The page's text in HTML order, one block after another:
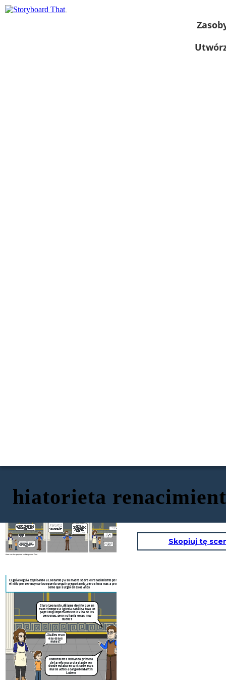
hiatorieta
Cree sus los propios en Storyboard That
Martín Lutero decía que la
salvación se alcanza solo
por la fe en Dios y la gracia
divina, no por obras ni pagos
como las indulgencias.
Hasta luego
Leonardo
Claro Leonardo ,déjame decirte que en
esos tiempos la iglesia católica tuvo un
papel muy importante en la vida de las
personas, pero no hacia cosas muy
buenas
¿Cuáles eran
esa cosas
malas?
Comenzamos hablando primero
de la reforma protestante ,en
donde estaba en contra de esos
malos actos a cargo de Martin
Lutero
Pero por otro lado
encontramos la
contrarreforma en donde los
papas querían frenar el
movimiento reformista y por
eso se empezaron a
reivindicar sus actos y a
practicar la fe e
implementando seminarios y
siendo devotos Hasta luego y
muchas gracias
por aclarar mis
dudas
Ahora ya se cual
es el origen de mi
nombre
El guía seguía explicando a Leonardo y a su madre sobre el renacimiento pero ahora ,
el niño por ser muy curioso quería seguir preguntando ,pero ahora mas a profundidad
como que surgió en esos años
Claro Leonardo ,déjame decirte que en
esos tiempos la iglesia católica tuvo un
papel muy importante en la vida de las
personas, pero no hacia cosas muy
buenas
¿Cuáles eran
esa cosas
malas?
Comenzamos hablando primero
de la reforma protestante ,en
donde estaba en contra de esos
malos actos a cargo de Martin
Lutero
Skopiuj tę